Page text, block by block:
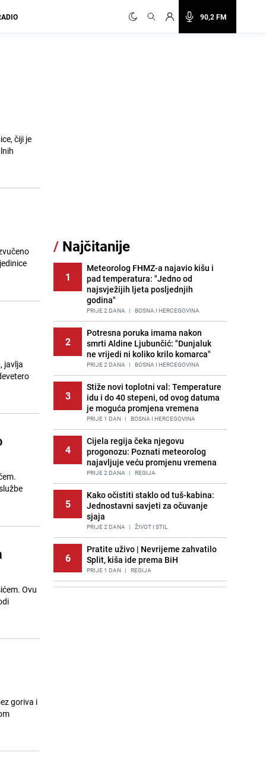
90,2 FM
čiji je
javlja
Ovu
goriva i
/ Najčitanije
1
Meteorolog FHMZ-a najavio kišu i
pad temperatura: "Jedno od
najsvježijih ljeta posljednjih
godina"
PRIJE 2 DANA | BOSNA I HERCEGOVINA
2
Potresna poruka imama nakon
smrti Aldine Ljubunčić: "Dunjaluk
ne vrijedi ni koliko krilo komarca"
PRIJE 2 DANA | BOSNA I HERCEGOVINA
3
Stiže novi toplotni val: Temperature
idu i do 40 stepeni, od ovog datuma
je moguća promjena vremena
PRIJE 1 DAN | BOSNA I HERCEGOVINA
4
Cijela regija čeka njegovu
progonozu: Poznati meteorolog
najavljuje veću promjenu vremena
PRIJE 2 DANA | REGIJA
5
Kako očistiti staklo od tuš-kabina:
Jednostavni savjeti za očuvanje
sjaja
PRIJE 2 DANA | ŽIVOT I STIL
6
Pratite uživo | Nevrijeme zahvatilo
Split, kiša ide prema BiH
PRIJE 1 DAN | REGIJA